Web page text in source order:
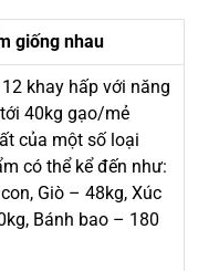
giống nhau
khay hấp với năng
40kg gạo/mẻ
của một số loại
có thể kể đến như:
Giò – 48kg, Xúc
Bánh bao – 180